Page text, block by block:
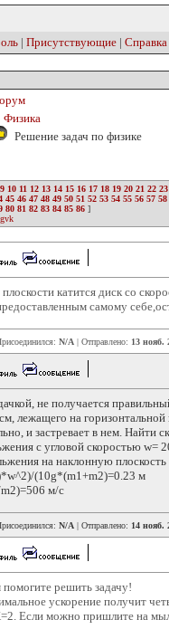
| Присутствующие | Справка
Физика
Решение задач по физике
9 10 11 12 13 14 15 16 17 18 19 20 21 22 23
45 46 47 48 49 50 51 52 53 54 55 56 57 58
80 81 82 83 84 85 86 ]
gvk
катится диск со
самому
N/A | Отправлено: 13 нояб.
не получается
лежащего на
и застревает в нем. Найти
с угловой скоростью
на наклонную
(10g*(m1+m2)=0.23 м
м/c
N/A | Отправлено: 14 нояб.
решить задачу!
ускорение получит
Если можно пришлите на